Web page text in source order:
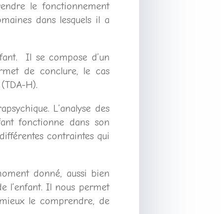
le fonctionnement
dans lesquels il a
Il se compose d’un
de conclure, le cas
H).
L’analyse des
fonctionne dans son
contraintes qui
donné, aussi bien
l’enfant. Il nous permet
le comprendre, de